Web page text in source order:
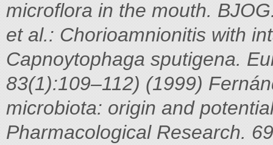
microflora in the mouth.
et al.: Chorioamnionitis with
Capnoytophaga sputigena.
83(1):109–112) (1999)
microbiota: origin and
Pharmacological Research.